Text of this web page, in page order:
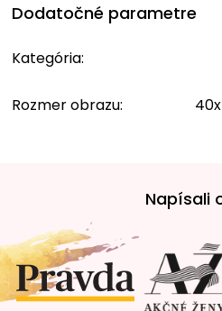
Dodatočné parametre
Kategória:
Rozmer obrazu:
t
i
e
Napísali